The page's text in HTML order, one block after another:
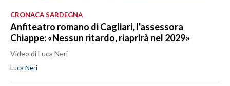
CRONACA SARDEGNA
Anfiteatro romano di Cagliari, l'assessora
Chiappe: «Nessun ritardo, riaprirà nel 2029»
Video di Luca Neri
Luca Neri